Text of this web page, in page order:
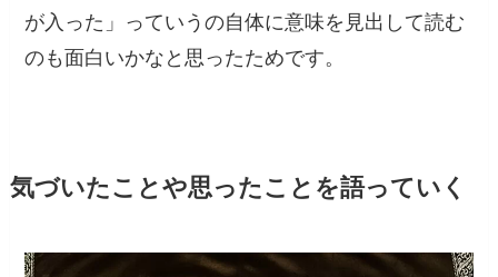
が入った」っていうの自体に意味を見出して読む
のも面白いかなと思ったためです。
気づいたことや思ったことを語っていく